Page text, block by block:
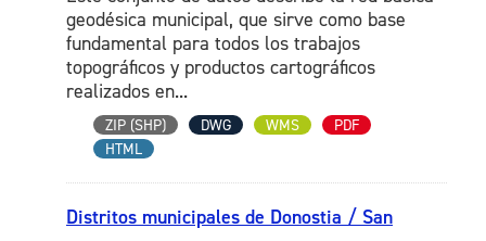
geodésica municipal, que sirve como base
fundamental para todos los trabajos
topográficos y productos cartográficos
realizados en...
ZIP (SHP) DWG WMS
PDF
HTML
Distritos municipales de Donostia / San